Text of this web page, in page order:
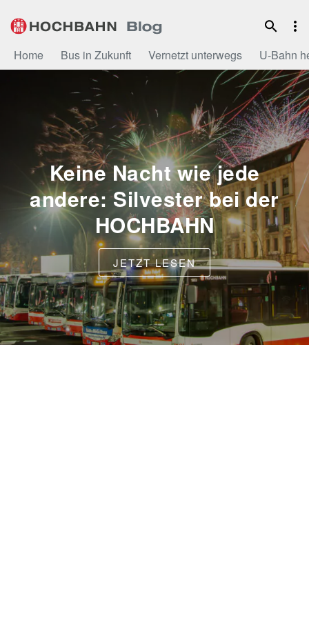
Inhalt
Home Bus in Zukunft Vernetzt unterwegs U-Bahn
Keine Nacht wie jede
andere: Silvester bei der
HOCHBAHN
JETZT LESEN